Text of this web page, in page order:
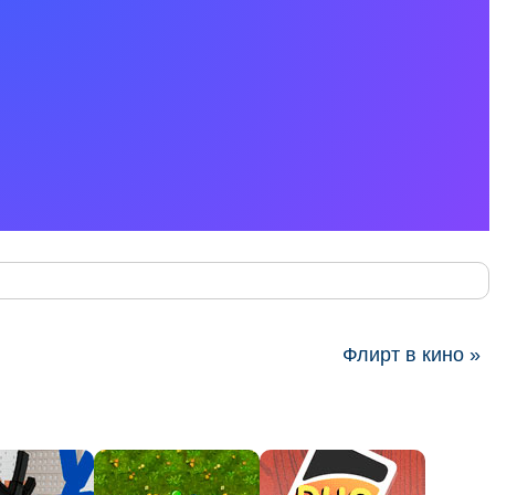
Флирт в кино »